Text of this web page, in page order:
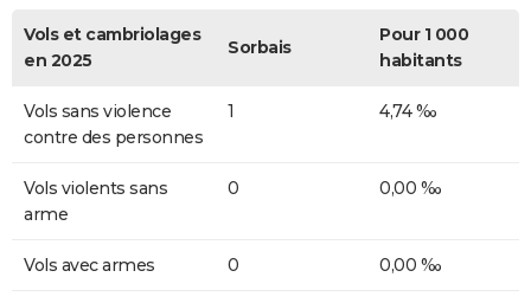
Vols et cambriolages
en 2025
Sorbais
Pour 1 000
habitants
Vols sans violence
contre des personnes
1 4,74 ‰
Vols violents sans
arme
0 0,00 ‰
Vols avec armes 0 0,00 ‰